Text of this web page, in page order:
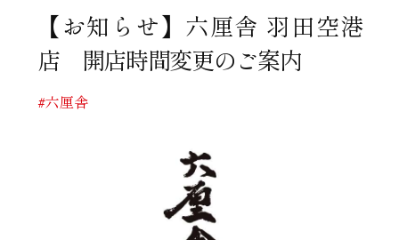
【お知らせ】六厘舎 羽田空港
店 開店時間変更のご案内
#六厘舎